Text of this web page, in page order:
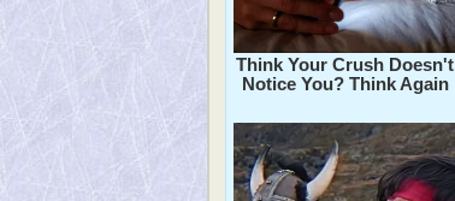
Think Your Crush Doesn't
Notice You? Think Again